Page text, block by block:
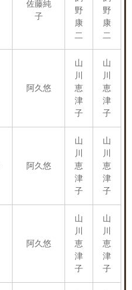
佐藤純
子
野
康
二
野
康
二
阿久悠
山
川
恵
津
子
山
川
恵
津
子
阿久悠
山
川
恵
津
子
山
川
恵
津
子
阿久悠
山
川
恵
津
子
山
川
恵
津
子